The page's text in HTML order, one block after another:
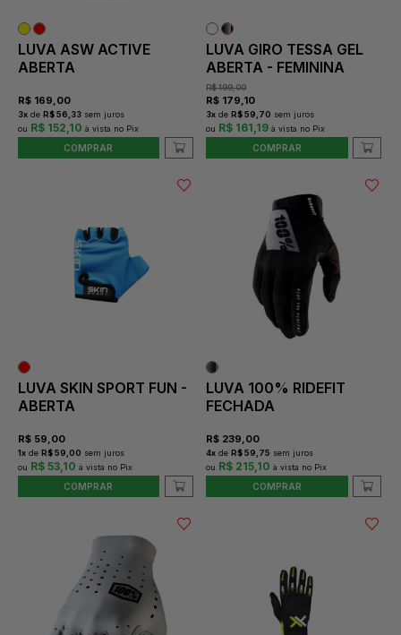
LUVA ASW ACTIVE
ABERTA
R$ 169,00
3x de R$ 56,33 sem juros
R$ 152,10
COMPRAR
LUVA GIRO TESSA GEL
ABERTA - FEMININA
R$199,00
R$ 179,10
3x de R$ 59,70 sem juros
R$ 161,19
COMPRAR
LUVA SKIN SPORT FUN -
ABERTA
R$ 59,00
1x de R$ 59,00 sem juros
R$ 53,10
COMPRAR
LUVA 100% RIDEFIT
FECHADA
R$ 239,00
4x de R$ 59,75 sem juros
R$ 215,10
COMPRAR